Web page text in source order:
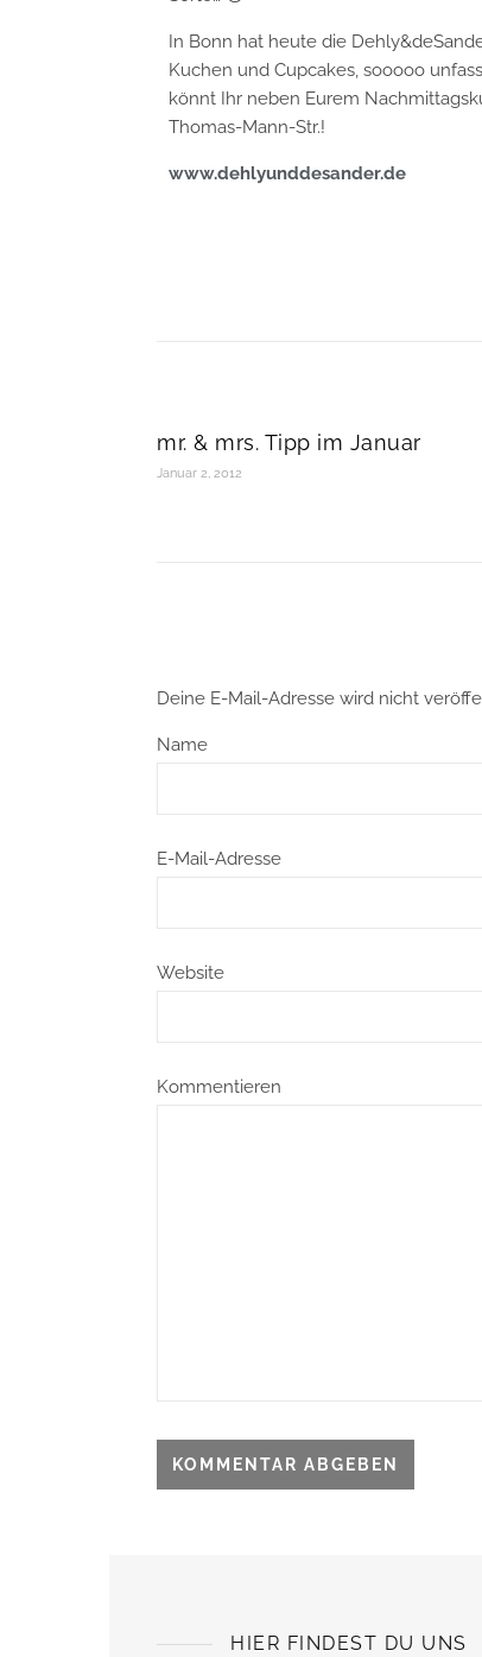
In Bonn hat heute die
Kuchen und Cupcakes, sooooo
könnt Ihr neben Eurem
Thomas-Mann-Str.!
www.dehlyunddesander.de
mr. & mrs. Tipp im Januar
Januar 2, 2012
Deine E-Mail-Adresse wird nicht
Name
E-Mail-Adresse
Website
Kommentieren
HIER FINDEST DU UNS